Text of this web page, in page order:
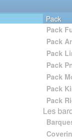
Pack
Pack
Pack
Pack
Pack
Pack
Pack
Pack
Les